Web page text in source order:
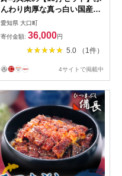
んわり肉厚な真っ白い国産軍
手『これが軍手だ』
【1357508】
愛知県 大口町
寄付金額: 36,000円
5.0 （1件）
4サイトで掲載中